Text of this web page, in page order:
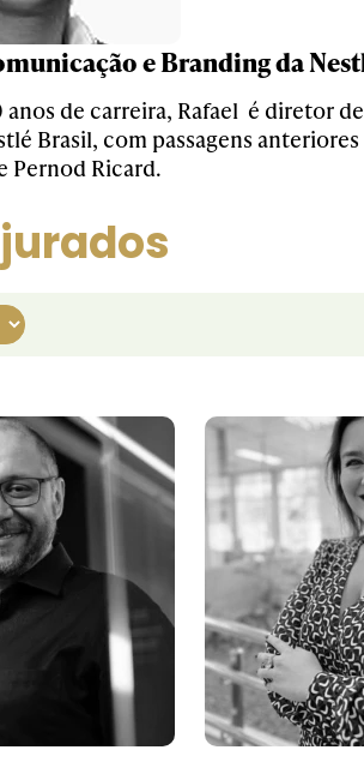
e Branding da
anos de carreira, Rafael é diretor
Brasil, com passagens
Pernod Ricard.